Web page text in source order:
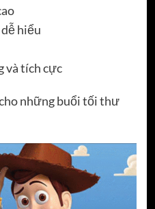
hiểu
và tích cực
những buổi tối thư